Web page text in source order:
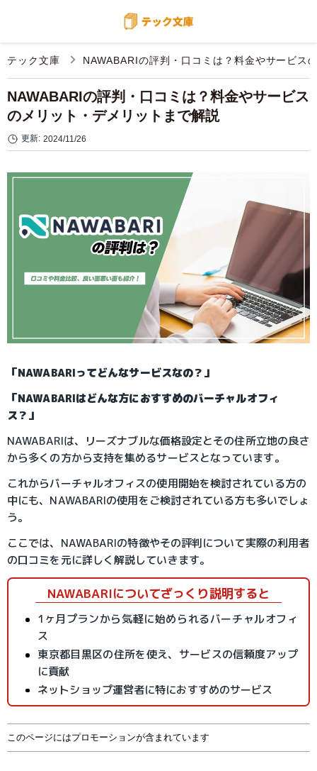
テック文庫 NAWABARIの評判・口コミは？料金やサービス
NAWABARIの評判・口コミは？料金やサービス
のメリット・デメリットまで解説
更新: 2024/11/26
「NAWABARIってどんなサービスなの？」
「NAWABARIはどんな方におすすめのバーチャルオフィ
ス？」
NAWABARIは、リーズナブルな価格設定とその住所立地の良さ
から多くの方から支持を集めるサービスとなっています。
これからバーチャルオフィスの使用開始を検討されている方の
中にも、NAWABARIの使用をご検討されている方も多いでしょ
う。
ここでは、NAWABARIの特徴やその評判について実際の利用者
の口コミを元に詳しく解説していきます。
NAWABARIについてざっくり説明すると
1ヶ月プランから気軽に始められるバーチャルオフィ
ス
東京都目黒区の住所を使え、サービスの信頼度アップ
に貢献
ネットショップ運営者に特におすすめのサービス
このページにはプロモーションが含まれています